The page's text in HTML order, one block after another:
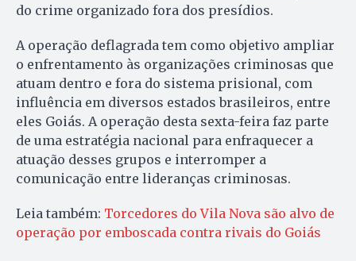
do crime organizado fora dos presídios.
A operação deflagrada tem como objetivo ampliar
o enfrentamento às organizações criminosas que
atuam dentro e fora do sistema prisional, com
influência em diversos estados brasileiros, entre
eles Goiás. A operação desta sexta-feira faz parte
de uma estratégia nacional para enfraquecer a
atuação desses grupos e interromper a
comunicação entre lideranças criminosas.
Leia também: Torcedores do Vila Nova são alvo de
operação por emboscada contra rivais do Goiás